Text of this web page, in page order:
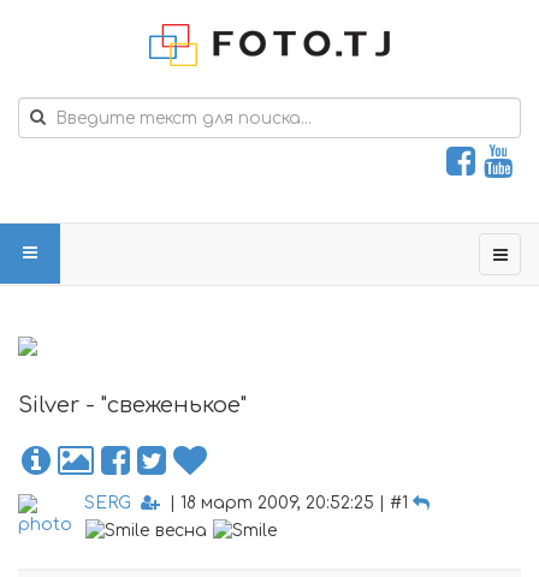
Silver - "свеженькое"
SERG
| 18 март 2009, 20:52:25 | #1
весна